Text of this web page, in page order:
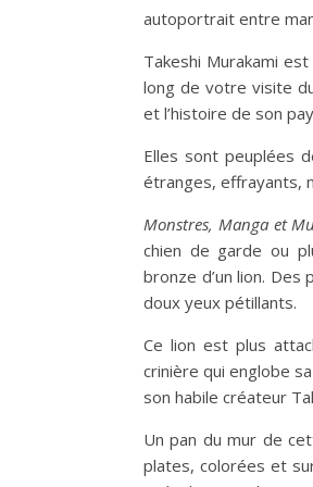
autoportrait entre
Takeshi Murakami
long de votre visite
et l’histoire de son
Elles sont peuplées
étranges, effrayants,
Monstres, Manga et
chien de garde ou
bronze d’un lion.
doux yeux pétillants.
Ce lion est plus
crinière qui englobe
son habile créateur
Un pan du mur de
plates, colorées et